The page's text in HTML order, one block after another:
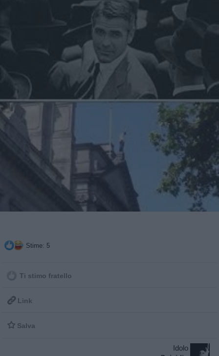
Stime: 5
Ti stimo fratello
 Link
 Salva
Idolo